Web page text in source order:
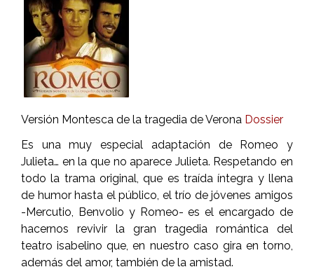
Versión Montesca de la tragedia de Verona Dossier
Es una muy especial adaptación de Romeo y
Julieta… en la que no aparece Julieta. Respetando en
todo la trama original, que es traída íntegra y llena
de humor hasta el público, el trío de jóvenes amigos
-Mercutio, Benvolio y Romeo- es el encargado de
hacernos revivir la gran tragedia romántica del
teatro isabelino que, en nuestro caso gira en torno,
además del amor, también de la amistad.